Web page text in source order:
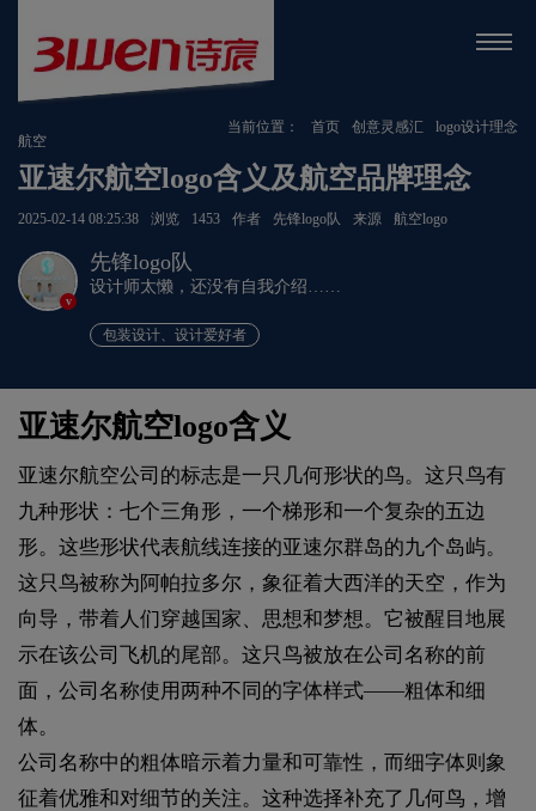
当前位置： 首页 创意灵感汇
logo设计理念
航空
亚速尔航空logo含义及航空品牌理念
2025-02-14 08:25:38 浏览 1453 作者 先锋logo队 来源 航空logo
v
先锋logo队
设计师太懒，还没有自我介绍……
包装设计、设计爱好者
亚速尔航空logo含义
亚速尔航空公司的标志是一只几何形状的鸟。这只鸟有
九种形状：七个三角形，一个梯形和一个复杂的五边
形。这些形状代表航线连接的亚速尔群岛的九个岛屿。
这只鸟被称为阿帕拉多尔，象征着大西洋的天空，作为
向导，带着人们穿越国家、思想和梦想。它被醒目地展
示在该公司飞机的尾部。这只鸟被放在公司名称的前
面，公司名称使用两种不同的字体样式——粗体和细
体。
公司名称中的粗体暗示着力量和可靠性，而细字体则象
征着优雅和对细节的关注。这种选择补充了几何鸟，增